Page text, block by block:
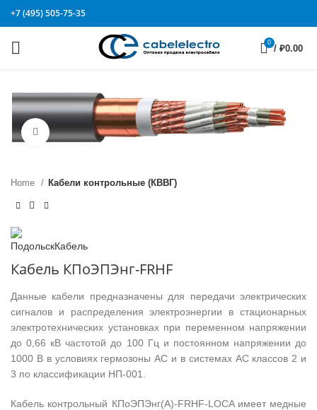
+7 (495) 505-75-35
0
/ ₽0.00
Click to enlarge
Home Кабели контрольные (КВВГ)
Кабель КПоЭПЭнг-FRHF
Данные кабели предназначены для передачи электрических
сигналов и распределения электроэнергии в стационарных
электротехнических установках при переменном напряжении
до 0,66 кВ частотой до 100 Гц и постоянном напряжении до
1000 В в условиях гермозоны АС и в системах АС классов 2 и
3 по классификации НП-001.
Кабель контрольный КПоЭПЭнг(А)-FRHF-LOCA имеет медные